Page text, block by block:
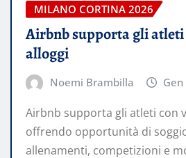
MILANO CORTINA 2026
Airbnb supporta gli atleti
alloggi
Noemi Brambilla
Airbnb supporta gli atleti con
offrendo opportunità di
allenamenti, competizioni e